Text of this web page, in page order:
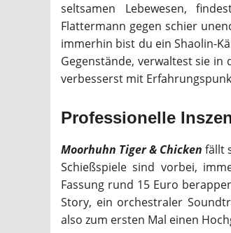
seltsamen Lebewesen,
Flattermann gegen schier
immerhin bist du ein Shaolin-
Gegenstände, verwaltest sie
verbesserst mit
Professionelle
Moorhuhn Tiger & Chicken fällt
Schießspiele sind vorbei,
Fassung rund 15 Euro
Story, ein orchestraler
also zum ersten Mal einen